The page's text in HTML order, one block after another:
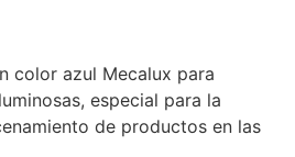
color azul Mecalux para
especial para la
de productos en las